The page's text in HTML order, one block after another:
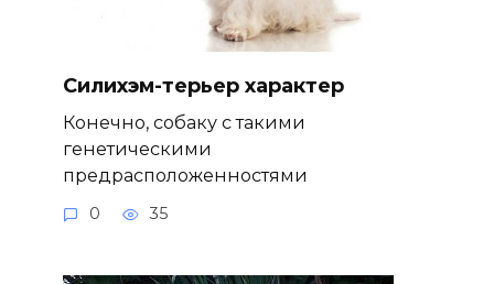
Силихэм-терьер характер
Конечно, собаку с такими
генетическими
предрасположенностями
0 35